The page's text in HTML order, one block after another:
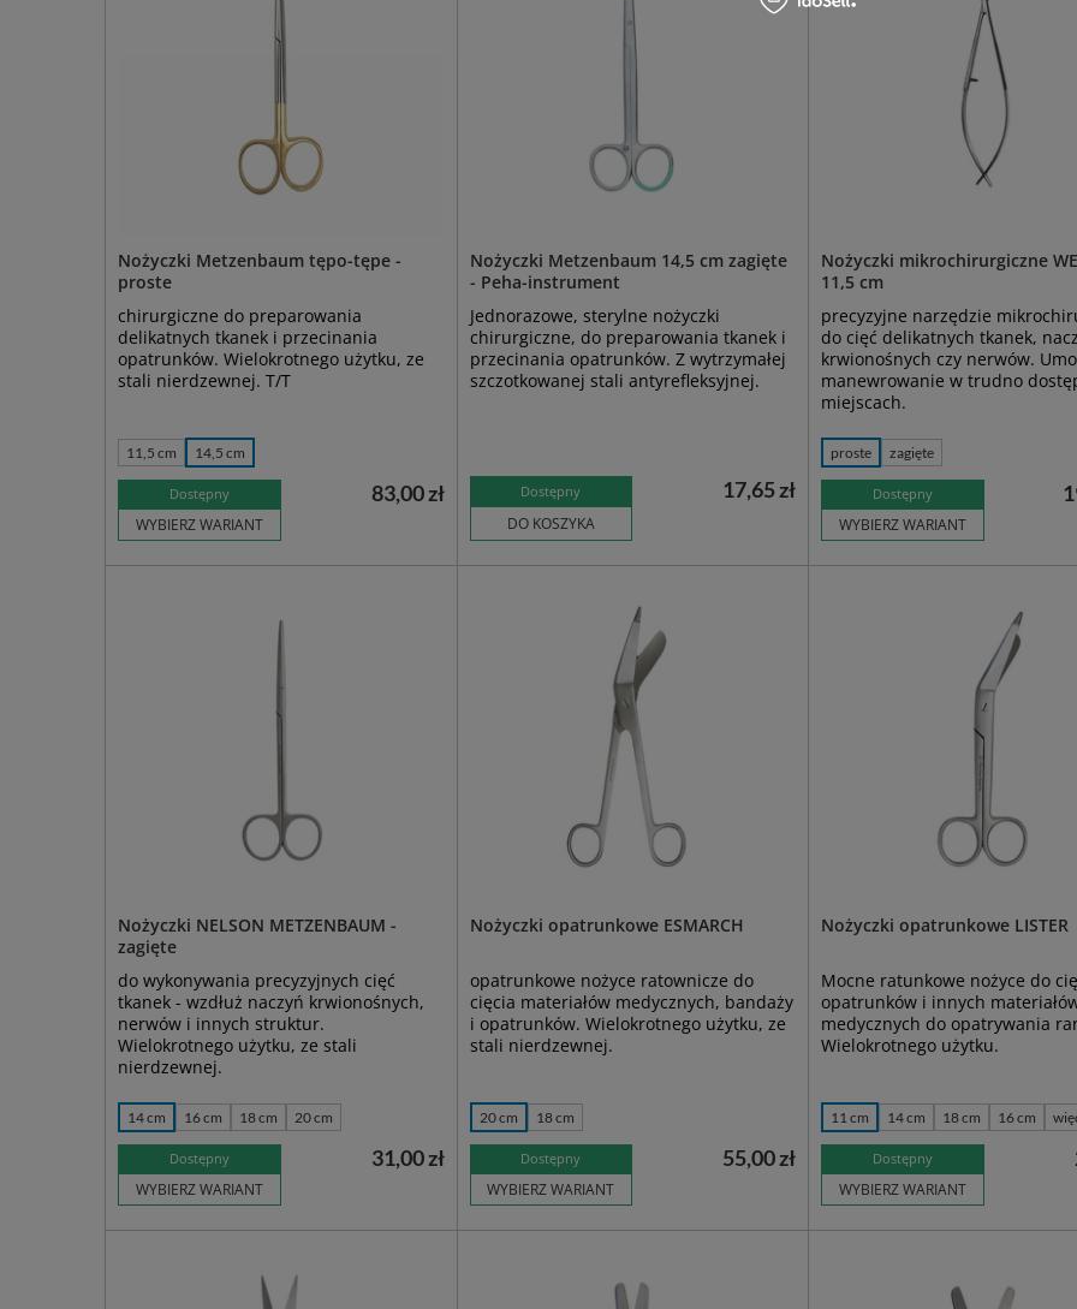
Nożyczki Metzenbaum tępo-tępe -
proste
chirurgiczne do preparowania
delikatnych tkanek i przecinania
opatrunków. Wielokrotnego użytku, ze
stali nierdzewnej. T/T
11,5 cm 14,5 cm
Dostępny
WYBIERZ WARIANT
83,00 zł
Nożyczki Metzenbaum 14,5 cm zagięte
- Peha-instrument
Jednorazowe, sterylne nożyczki
chirurgiczne, do preparowania tkanek i
przecinania opatrunków. Z wytrzymałej
szczotkowanej stali antyrefleksyjnej.
Dostępny
DO KOSZYKA
17,65 zł
Nożyczki mikrochirurgiczne
11,5 cm
precyzyjne narzędzie
do cięć delikatnych tkanek,
krwionośnych czy nerwów.
manewrowanie w trudno
miejscach.
proste zagięte
Dostępny
WYBIERZ WARIANT
Nożyczki NELSON METZENBAUM -
zagięte
do wykonywania precyzyjnych cięć
tkanek - wzdłuż naczyń krwionośnych,
nerwów i innych struktur.
Wielokrotnego użytku, ze stali
nierdzewnej.
14 cm 16 cm 18 cm 20 cm
Dostępny
WYBIERZ WARIANT
31,00 zł
Nożyczki opatrunkowe ESMARCH
opatrunkowe nożyce ratownicze do
cięcia materiałów medycznych, bandaży
i opatrunków. Wielokrotnego użytku, ze
stali nierdzewnej.
20 cm 18 cm
Dostępny
WYBIERZ WARIANT
55,00 zł
Nożyczki opatrunkowe LISTER
Mocne ratunkowe nożyce do
opatrunków i innych
medycznych do opatrywania
Wielokrotnego użytku.
11 cm 14 cm 18 cm 16 cm
Dostępny
WYBIERZ WARIANT